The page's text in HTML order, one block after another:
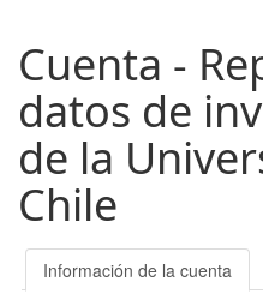
Cuenta -
datos de
de la
Chile
Información de la cuenta